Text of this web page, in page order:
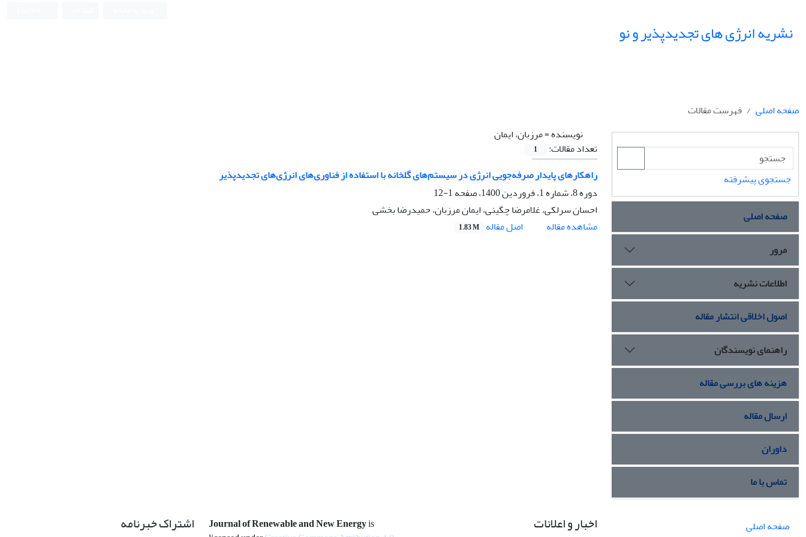
نشریه انرژی های تجدیدپذیر و نو
صفحه اصلی
فهرست مقالات
نویسنده =مرزبان، ایمان
تعداد مقالات:
1
راهکار‌های پایدار صرفه‌جویی انرژی در سیستم‌های گلخانه‌ با استفاده از فناوری‌های انرژی‌های‌ تجدیدپذیر
دوره 8، شماره 1، فروردین 1400، صفحه
1-12
احسان سرلکی، غلامرضا چگینی، ایمان مرزبان، حمیدرضا بخشی
مشاهده مقاله
اصل مقاله 1.83 M
جستجوی پیشرفته
صفحه اصلی
مرور
اطلاعات نشریه
اصول اخلاقی انتشار مقاله
راهنمای نویسندگان
هزینه های بررسی مقاله
ارسال مقاله
داوران
تماس با ما
صفحه اصلی
اخبار و اعلانات Journal of Renewable and New Energyis
اشتراک خبرنامه